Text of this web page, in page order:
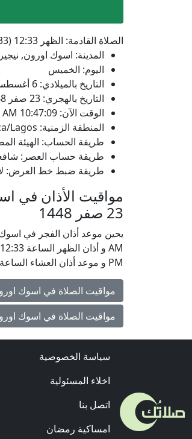
الصلاة القادمة: الظهر 12:33 (12:33 PM)
المدينة: اسوك اورون,
اليوم: الخميس
التاريخ بالميلادي: 6 أغسطس (آب) 2026
التاريخ بالهجري: 23 صفر 1448
الوقت الآن: 10:47:09
AM
المنطقة الزمنية: Africa/Lagos
طريقة الحساب: الهيئة
طريقة حساب العصر:
طريقة ضبط خط العرض: لا
23 صفر 1448
PM و موعد أذان العشاء الساعة 07:52 PM.
مواقيت الصلاة في اسوك
مواقيت الصلاة في اسوك اورون
سياسة الخصوصية
اخلاء المسئولية
اتصل بنا
امساكية رمضان